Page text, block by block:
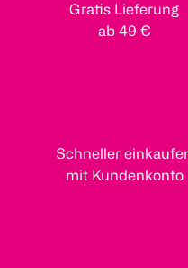
Gratis Lieferung
ab 49 €
Schneller
mit Kundenkonto